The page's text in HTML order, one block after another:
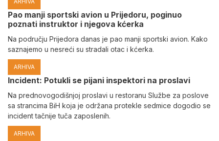
Pao manji sportski avion u Prijedoru, poginuo
poznati instruktor i njegova kćerka
Na području Prijedora danas je pao manji sportski avion. Kako
saznajemo u nesreći su stradali otac i kćerka.
ARHIVA
Incident: Potukli se pijani inspektori na proslavi
Na prednovogodišnjoj proslavi u restoranu Službe za poslove
sa strancima BiH koja je održana protekle sedmice dogodio se
incident tačnije tuča zaposlenih.
ARHIVA